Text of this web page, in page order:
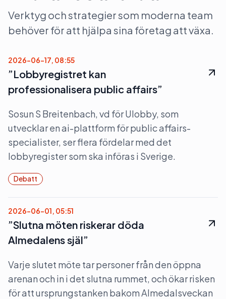
Verktyg och strategier som moderna team
behöver för att hjälpa sina företag att växa.
2026-06-17, 08:55
”Lobbyregistret kan
professionalisera public affairs”
Sosun S Breitenbach, vd för Ulobby, som
utvecklar en ai-plattform för public affairs-
specialister, ser flera fördelar med det
lobbyregister som ska införas i Sverige.
Debatt
2026-06-01, 05:51
”Slutna möten riskerar döda
Almedalens själ”
Varje slutet möte tar personer från den öppna
arenan och in i det slutna rummet, och ökar risken
för att ursprungstanken bakom Almedalsveckan